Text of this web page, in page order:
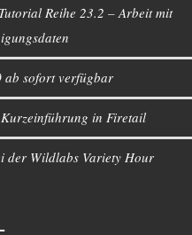
Reihe 23.2 – Arbeit mit
ab sofort verfügbar
in Firetail
der Wildlabs Variety Hour